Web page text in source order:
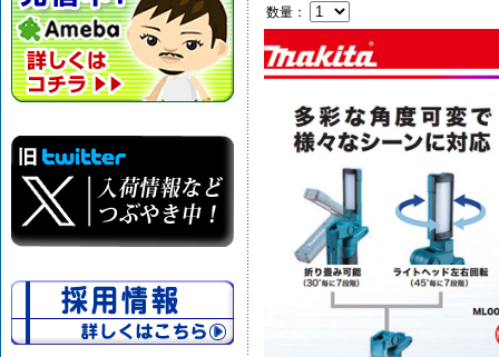
数量：